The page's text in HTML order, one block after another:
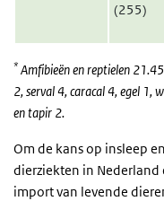
(255)
*Amfibieën en reptielen
2, serval 4, caracal 4, egel 1,
en tapir 2.
Om de kans op insleep
dierziekten in Nederland
import van levende